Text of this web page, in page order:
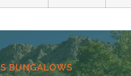
BUNGALOWS